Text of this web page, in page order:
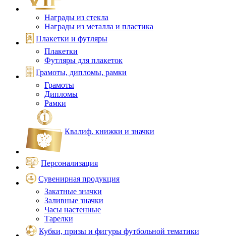
Награды из стекла
Награды из металла и пластика
Плакетки и футляры
Плакетки
Футляры для плакеток
Грамоты, дипломы, рамки
Грамоты
Дипломы
Рамки
Квалиф. книжки и значки
Персонализация
Сувенирная продукция
Закатные значки
Заливные значки
Часы настенные
Тарелки
Кубки, призы и фигуры футбольной тематики